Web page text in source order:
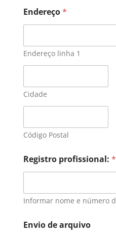
Endereço*
Endereço linha 1
Cidade
Código Postal
Registro profissional: *
Informar nome e número
Envio de arquivo